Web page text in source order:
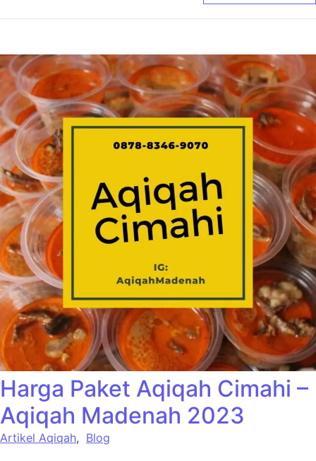
Harga Paket Aqiqah Cimahi –
Aqiqah Madenah 2023
Artikel Aqiqah, Blog